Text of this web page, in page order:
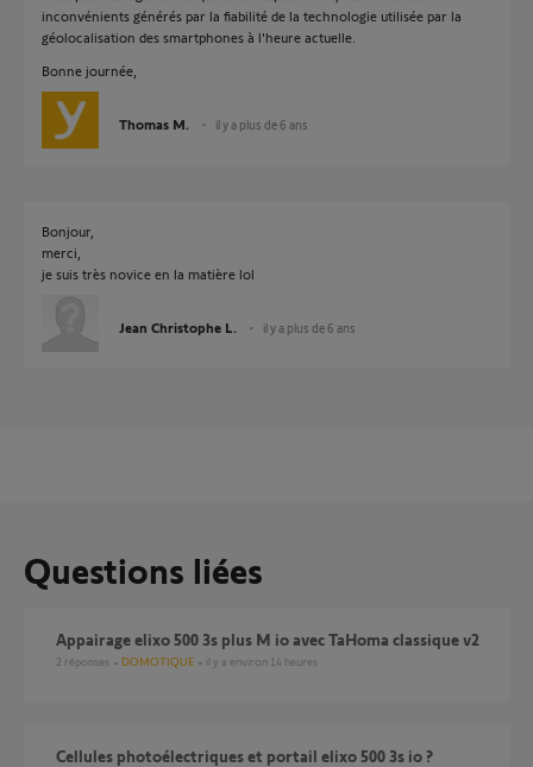
inconvénients générés par la fiabilité de la technologie utilisée par la
géolocalisation des smartphones à l'heure actuelle.
Bonne journée,
Thomas M. il y a plus de 6 ans
Bonjour,
merci,
je suis très novice en la matière lol
Jean Christophe L. il y a plus de 6 ans
Questions liées
Appairage elixo 500 3s plus M io avec TaHoma classique v2
2 réponses DOMOTIQUE il y a environ 14 heures
Cellules photoélectriques et portail elixo 500 3s io ?